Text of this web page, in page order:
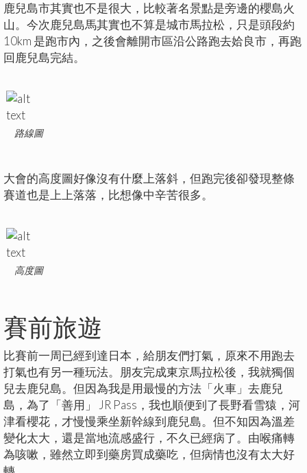
鹿兒島市其實也不是很大，比較著名景點是旁邊的櫻島火
山。今次鹿兒島馬其實也不算是城市馬拉松，只是頭段約
10km 是跑市內，之後會離開市區沿公路跑去姶良市，再跑
回鹿兒島完結。
路線圖
大會的高度圖好像沒有什麼上落斜，但跑完後卻發現整條
賽道也是上上落落，比想像中辛苦很多。
高度圖
賽前旅遊
比賽前一周已經到達日本，給朋友們打氣，原來不用跑去
打氣也有另一種玩法。朋友完成東京馬拉松後，我就獨個
兒去鹿兒島。但因為我是用最慢的方法「火車」去鹿兒
島，為了「善用」 JR Pass，我也順便到了長野看雪猿，河
津看櫻花，才慢慢乘坐新幹線到鹿兒島。但不知因為溫差
變化太大，還是當地流感盛行，不久已經病了。由喉痛轉
為咳嗽，雖然立即到藥房買成藥吃，但病情也沒有太大好